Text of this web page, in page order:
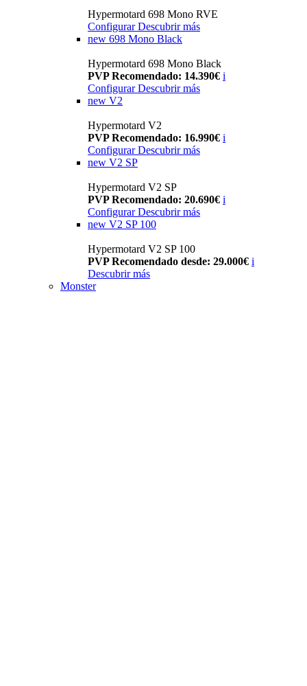
Hypermotard 698 Mono RVE
Configurar Descubrir más
new 698 Mono Black
Hypermotard 698 Mono Black
PVP Recomendado: 14.390€ i
Configurar Descubrir más
new V2
Hypermotard V2
PVP Recomendado: 16.990€ i
Configurar Descubrir más
new V2 SP
Hypermotard V2 SP
PVP Recomendado: 20.690€ i
Configurar Descubrir más
new V2 SP 100
Hypermotard V2 SP 100
PVP Recomendado desde: 29.000€ i
Descubrir más
Monster